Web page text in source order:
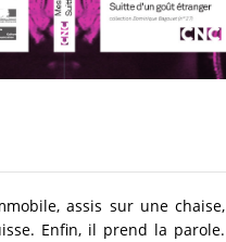
assis sur une chaise,
Enfin, il prend la parole.